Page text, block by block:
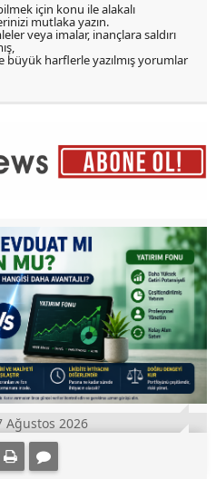
için konu ile alakalı
mutlaka yazın.
veya imalar, inançlara saldırı
büyük harflerle yazılmış yorumlar
Ağustos 2026